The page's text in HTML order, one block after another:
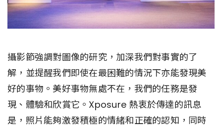
攝影節強調對圖像的研究，加深我們對事實的了
解，並提醒我們即使在最困難的情況下亦能發現美
好的事物。美好事物無處不在，我們的任務是發
現、體驗和欣賞它。Xposure 熱衷於傳達的訊息
是，照片能夠激發積極的情緒和正確的認知，同時